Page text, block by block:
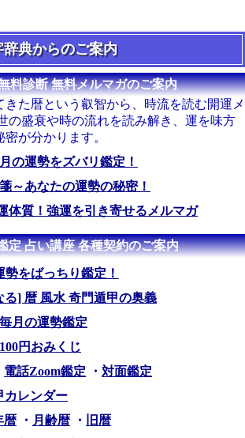
典からのご案内
料診断 無料メルマガのご案内
きた暦という叡智から、時流を読む開運メ
の盛衰や時の流れを読み解き、運を味方
が分かります。
の運勢をズバリ鑑定！
～あなたの運勢の秘密！
体質！強運を引き寄せるメルマガ
定 占い講座 各種契約のご案内
をばっちり鑑定！
る] 暦 風水 奇門遁甲の奥義
月の運勢鑑定
円おみくじ
電話Zoom鑑定 ・ 対面鑑定
レンダー
暦 ・ 月齢暦 ・
旧暦